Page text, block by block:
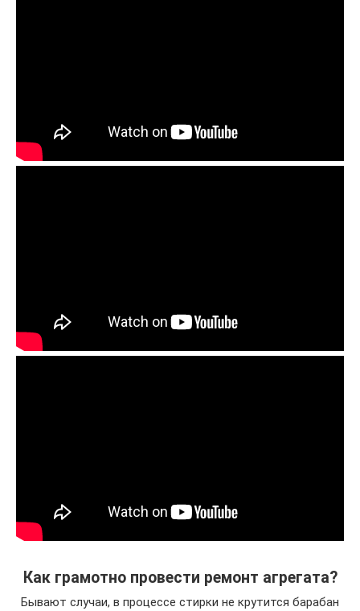
Как грамотно провести ремонт агрегата?
Бывают случаи, в процессе стирки не крутится барабан